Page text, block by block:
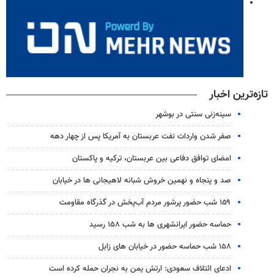
تازه‌ترین اخبار
سینه‌زنی سنتی در بوشهر
صفر شدن واردات نفت عربستان به آمریکا پس از چهار دهه
امضای توافق دفاعی بین عربستان، ترکیه و پاکستان
صد و پنجاه و نهمین خروش شبانه لاهیجانی ها در خیابان
۱۵۹ شب حضور پرشور مردم آب‌پخش در گذرگاه مقاومت
حماسه حضور ایرانشهری ها به شب ۱۵۸ رسید
۱۵۸ شب حماسه حضور در خیابان های زابل
ادعای ائتلاف سعودی: ارتش یمن به نجران حمله کرده است